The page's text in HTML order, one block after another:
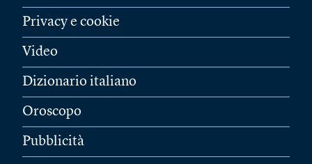
Privacy e cookie
Video
Dizionario italiano
Oroscopo
Pubblicità